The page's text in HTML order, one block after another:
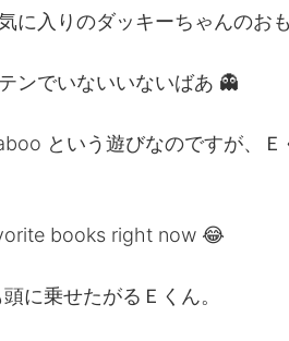
入りのダッキーちゃんのお
でいないいないばあ 👻
という遊びなのですが、
books right now 😂
に乗せたがるＥくん。